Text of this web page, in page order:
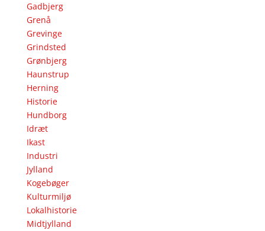
Gadbjerg
Grenå
Grevinge
Grindsted
Grønbjerg
Haunstrup
Herning
Historie
Hundborg
Idræt
Ikast
Industri
Jylland
Kogebøger
Kulturmiljø
Lokalhistorie
Midtjylland